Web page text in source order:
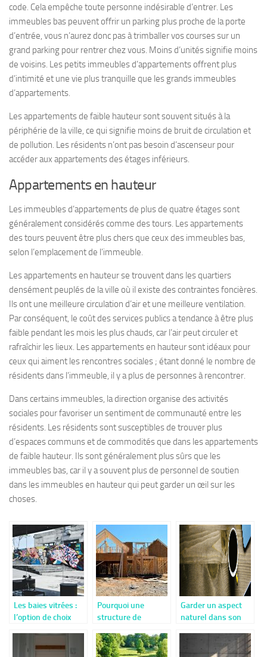
code. Cela empêche toute personne indésirable d’entrer. Les
immeubles bas peuvent offrir un parking plus proche de la porte
d’entrée, vous n’aurez donc pas à trimballer vos courses sur un
grand parking pour rentrer chez vous. Moins d’unités signifie moins
de voisins. Les petits immeubles d’appartements offrent plus
d’intimité et une vie plus tranquille que les grands immeubles
d’appartements.
Les appartements de faible hauteur sont souvent situés à la
périphérie de la ville, ce qui signifie moins de bruit de circulation et
de pollution. Les résidents n’ont pas besoin d’ascenseur pour
accéder aux appartements des étages inférieurs.
Appartements en hauteur
Les immeubles d’appartements de plus de quatre étages sont
généralement considérés comme des tours. Les appartements
des tours peuvent être plus chers que ceux des immeubles bas,
selon l’emplacement de l’immeuble.
Les appartements en hauteur se trouvent dans les quartiers
densément peuplés de la ville où il existe des contraintes foncières.
Ils ont une meilleure circulation d’air et une meilleure ventilation.
Par conséquent, le coût des services publics a tendance à être plus
faible pendant les mois les plus chauds, car l’air peut circuler et
rafraîchir les lieux. Les appartements en hauteur sont idéaux pour
ceux qui aiment les rencontres sociales ; étant donné le nombre de
résidents dans l’immeuble, il y a plus de personnes à rencontrer.
Dans certains immeubles, la direction organise des activités
sociales pour favoriser un sentiment de communauté entre les
résidents. Les résidents sont susceptibles de trouver plus
d’espaces communs et de commodités que dans les appartements
de faible hauteur. Ils sont généralement plus sûrs que les
immeubles bas, car il y a souvent plus de personnel de soutien
dans les immeubles en hauteur qui peut garder un œil sur les
choses.
Les baies vitrées :
l’option de choix
incomparable de la
Pourquoi une
structure de
massif?
Garder un aspect
naturel dans son